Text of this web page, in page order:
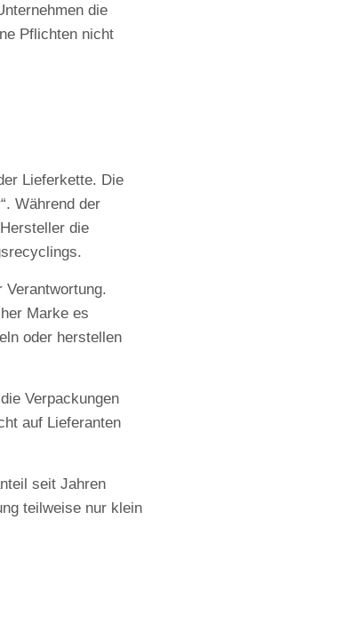
die
Pflichten nicht
Lieferkette. Die
Während der
die
Verantwortung.
Marke es
oder herstellen
Verpackungen
auf Lieferanten
seit Jahren
teilweise nur klein